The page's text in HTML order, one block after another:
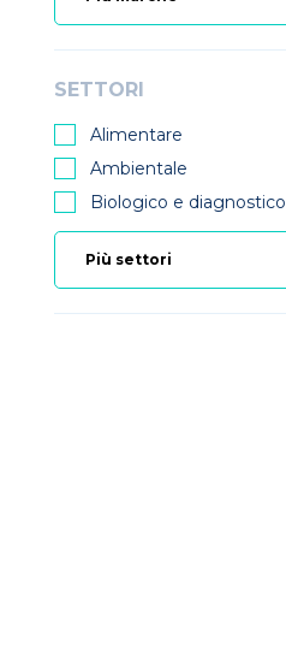
SETTORI
Alimentare
Ambientale
Biologico e diagnostico